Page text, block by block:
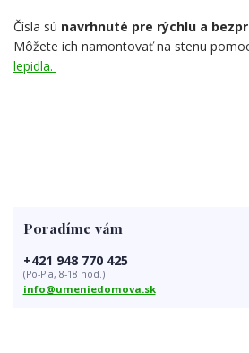
Čísla sú navrhnuté pre rýchlu a
Môžete ich namontovať na stenu
lepidla.
Poradíme vám
+421 948 770 425
(Po-Pia, 8-18 hod.)
info@umeniedomova.sk